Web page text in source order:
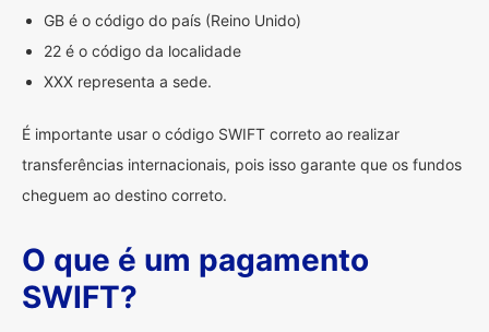
GB é o código do país (Reino Unido)
22 é o código da localidade
XXX representa a sede.
É importante usar o código SWIFT correto ao realizar
transferências internacionais, pois isso garante que os fundos
cheguem ao destino correto.
O que é um pagamento
SWIFT?